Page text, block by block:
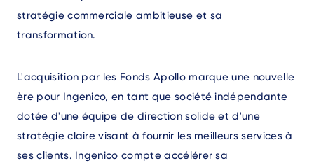
stratégie commerciale ambitieuse et sa
transformation.
L'acquisition par les Fonds Apollo marque une nouvelle
ère pour Ingenico, en tant que société indépendante
dotée d'une équipe de direction solide et d'une
stratégie claire visant à fournir les meilleurs services à
ses clients. Ingenico compte accélérer sa